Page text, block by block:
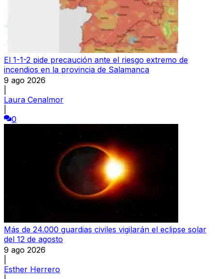
El 1-1-2 pide precaución ante el riesgo extremo de
incendios en la provincia de Salamanca
9 ago 2026
Laura Cenalmor
0
Más de 24.000 guardias civiles vigilarán el eclipse solar
del 12 de agosto
9 ago 2026
Esther Herrero